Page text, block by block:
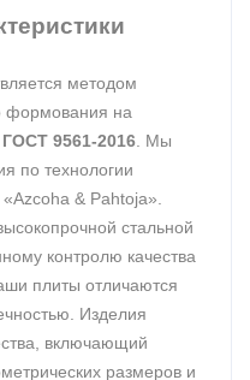
методом
формования на
ГОСТ 9561-2016 . Мы
по технологии
& Pahtoja».
стальной
контролю качества
плиты отличаются
Изделия
включающий
размеров и